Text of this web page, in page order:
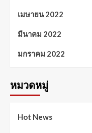
เมษายน 2022
มีนาคม 2022
มกราคม 2022
หมวดหมู่
Hot News